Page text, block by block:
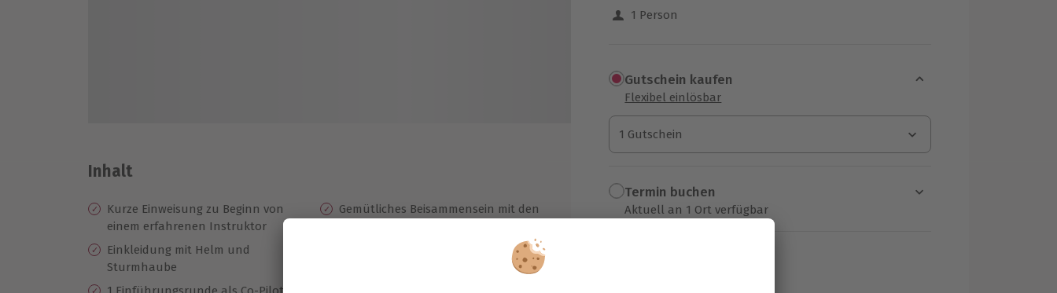
1 Person
Gutschein kaufen
Flexibel einlösbar
1 Gutschein
1 Gutschein
1 Gutschein
Termin buchen
Aktuell an 1 Ort verfügbar
Inhalt
Kurze Einweisung zu Beginn von
einem erfahrenen Instruktor
Einkleidung mit Helm und
Sturmhaube
Gemütliches Beisammensein mit den
Vollkaskoversicherung mit 7.000,-